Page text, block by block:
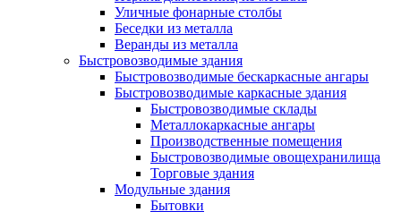
Уличные фонарные столбы
Беседки из металла
Веранды из металла
Быстровозводимые здания
Быстровозводимые бескаркасные ангары
Быстровозводимые каркасные здания
Быстровозводимые склады
Металлокаркасные ангары
Производственные помещения
Быстровозводимые овощехранилища
Торговые здания
Модульные здания
Бытовки